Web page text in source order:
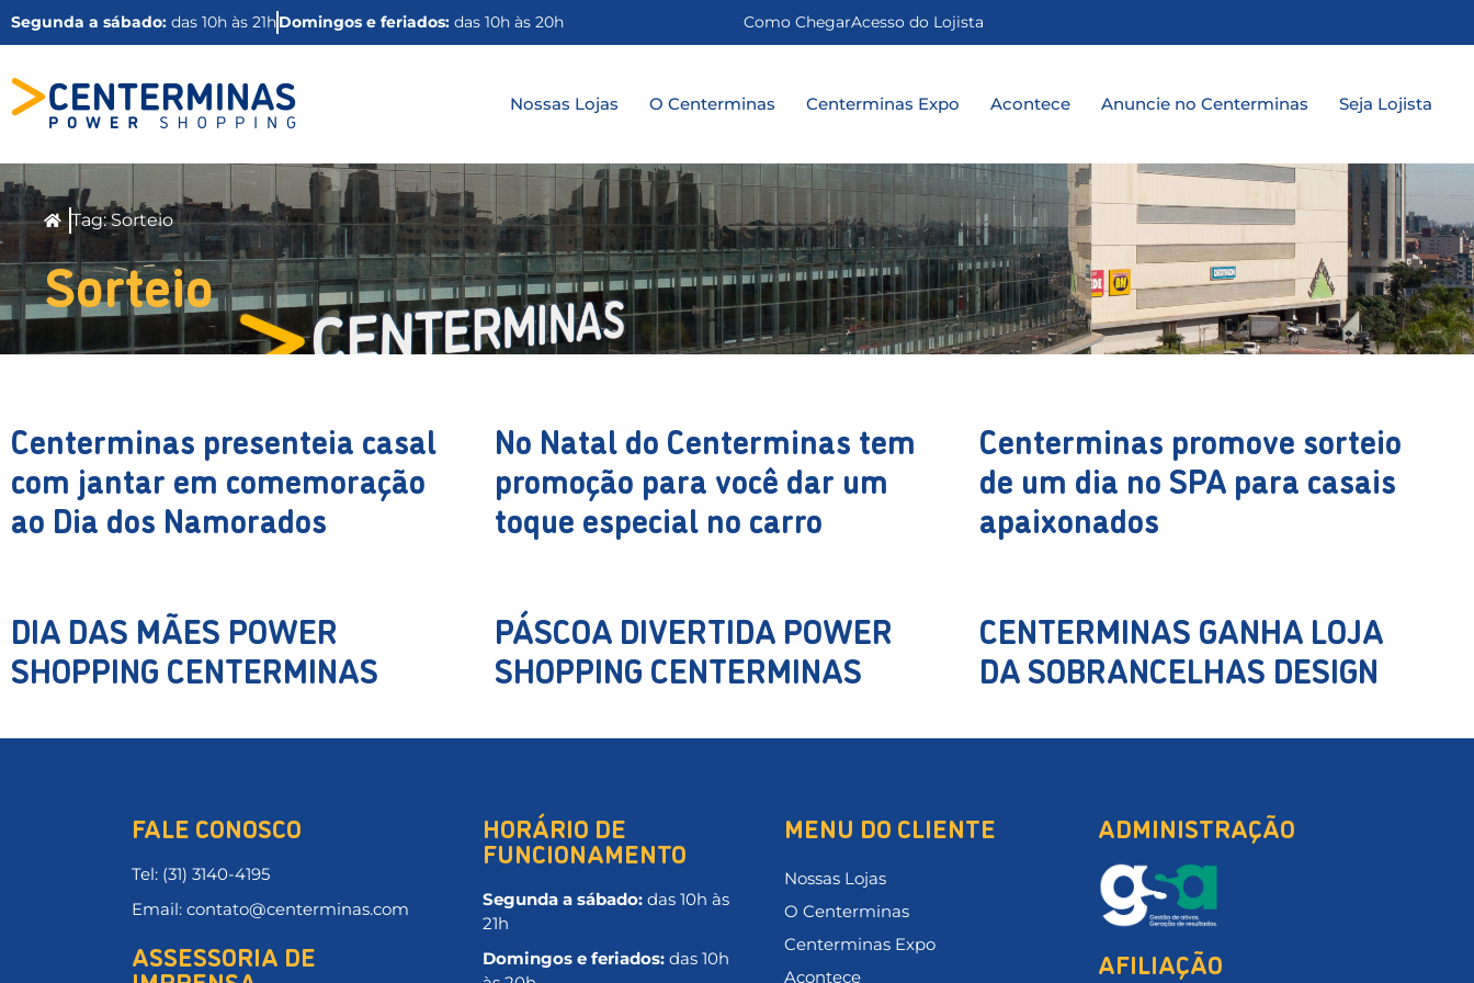
Segunda a sábado: das 10h às 21hDomingos e feriados: das 10h às 20h Como ChegarAcesso do Lojista
Nossas Lojas O Centerminas Centerminas Expo Acontece Anuncie no Centerminas Seja Lojista
Tag: Sorteio
Sorteio
Centerminas presenteia casal
com jantar em comemoração
ao Dia dos Namorados
No Natal do Centerminas tem
promoção para você dar um
toque especial no carro
Centerminas promove sorteio
de um dia no SPA para casais
apaixonados
DIA DAS MÃES POWER
SHOPPING CENTERMINAS
PÁSCOA DIVERTIDA POWER
SHOPPING CENTERMINAS
CENTERMINAS GANHA LOJA
DA SOBRANCELHAS DESIGN
FALE CONOSCO
Tel: (31) 3140-4195
Email: contato@centerminas.com
ASSESSORIA DE
HORÁRIO DE
FUNCIONAMENTO
Segunda a sábado: das 10h às
21h
Domingos e feriados:das 10h
MENU DO CLIENTE
Nossas Lojas
O Centerminas
Centerminas Expo
Acontece
ADMINISTRAÇÃO
AFILIAÇÃO